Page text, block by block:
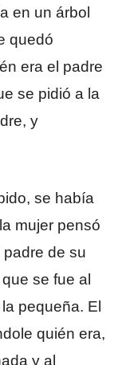
en un árbol
quedó
era el padre
se pidió a la
y
se había
mujer pensó
de su
se fue al
pequeña. El
quién era,
y al